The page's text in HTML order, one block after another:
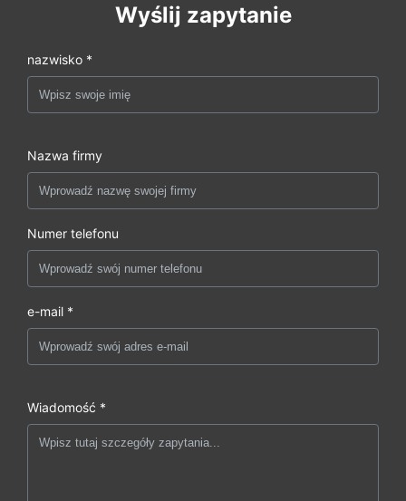
Wyślij zapytanie
nazwisko *
Nazwa firmy
Numer telefonu
e-mail *
Wiadomość *